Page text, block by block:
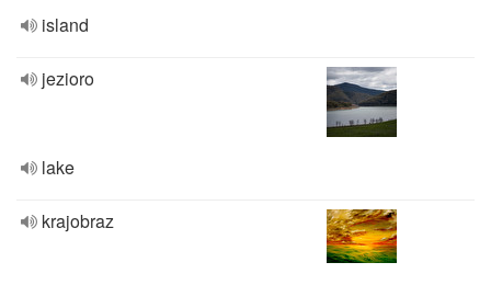
island
jezioro
lake
krajobraz